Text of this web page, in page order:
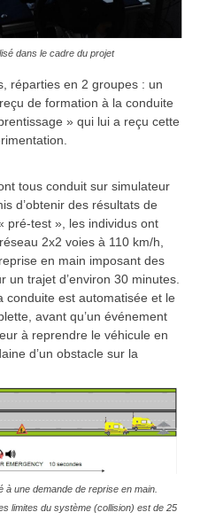
dans le cadre du projet
réparties en 2 groupes : un
de formation à la conduite
» qui lui a reçu cette
tous conduit sur simulateur
d’obtenir des résultats de
pré-test », les individus ont
2x2 voies à 110 km/h,
en main imposant des
un trajet d’environ 30 minutes.
conduite est automatisée et le
avant qu’un événement
à reprendre le véhicule en
d’un obstacle sur la
à une demande de reprise en main.
limites du système (collision) est de 25